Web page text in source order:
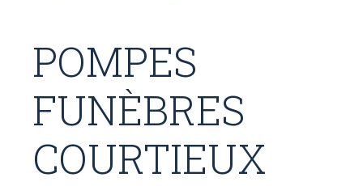
POMPES
FUNÈBRES
COURTIEUX